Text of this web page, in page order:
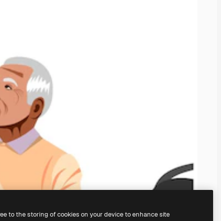
to the storing of cookies on your device to enhance site